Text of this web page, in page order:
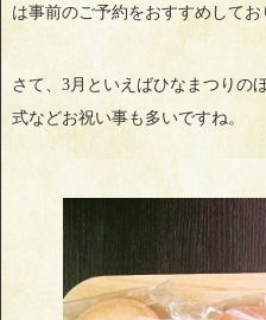
は事前のご予約をおすすめしてお
さて、3月といえばひなまつりの
式などお祝い事も多いですね。